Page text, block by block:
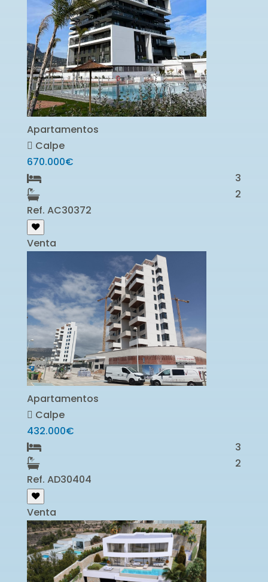
Apartamentos
Calpe
670.000€
3
2
Ref. AC30372
Venta
Apartamentos
Calpe
432.000€
3
2
Ref. AD30404
Venta